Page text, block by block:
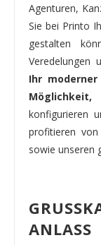
Agenturen,
Sie bei Printo
gestalten
Veredelungen
Ihr
Möglichkeit,
konfigurieren
profitieren von
sowie unseren
ANLASS